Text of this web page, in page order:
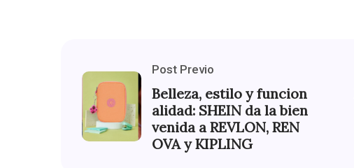
Post Previo
Belleza, estilo y funcion
alidad: SHEIN da la bien
venida a REVLON, REN
OVA y KIPLING